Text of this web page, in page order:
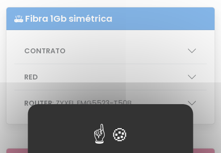
Fibra 1Gb simétrica
CONTRATO
RED
ROUTER: ZYXEL EMG5523-T50B